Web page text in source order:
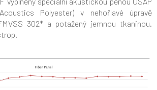
Polyester) v nehořlavé úpravě
302* a potažený jemnou tkaninou.